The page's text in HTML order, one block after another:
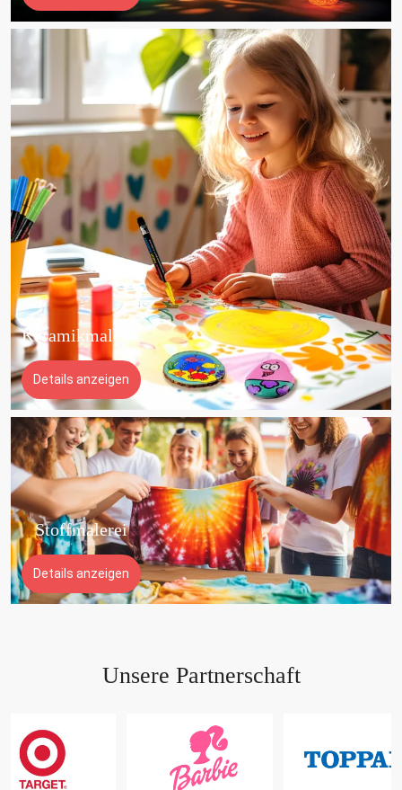
Keramikmalerei
Details anzeigen
Stoffmalerei
Details anzeigen
Unsere Partnerschaft